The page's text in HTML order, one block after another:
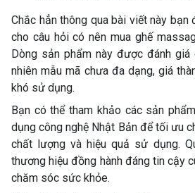
Chắc hẳn thông qua bài viết này
cho câu hỏi có nên mua ghế
Dòng sản phẩm này được đánh
nhiên mẫu mã chưa đa dạng, giá
khó sử dụng.
Bạn có thể tham khảo các sản
dụng công nghệ Nhật Bản để tối ưu
chất lượng và hiệu quả sử dụng.
thương hiệu đồng hành đáng tin cậy
chăm sóc sức khỏe.